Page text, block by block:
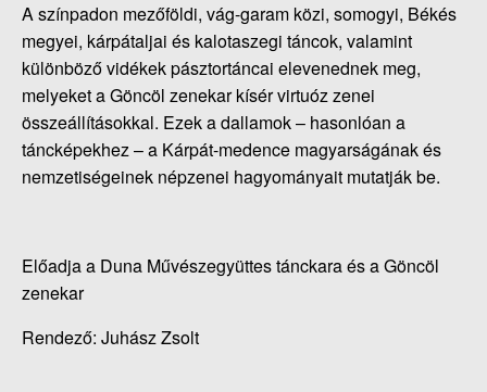
A színpadon mezőföldi, vág-garam közi, somogyi, Békés
megyei, kárpátaljai és kalotaszegi táncok, valamint
különböző vidékek pásztortáncai elevenednek meg,
melyeket a Göncöl zenekar kísér virtuóz zenei
összeállításokkal. Ezek a dallamok – hasonlóan a
táncképekhez – a Kárpát-medence magyarságának és
nemzetiségeinek népzenei hagyományait mutatják be.
Előadja a Duna Művészegyüttes tánckara és a Göncöl
zenekar
Rendező: Juhász Zsolt